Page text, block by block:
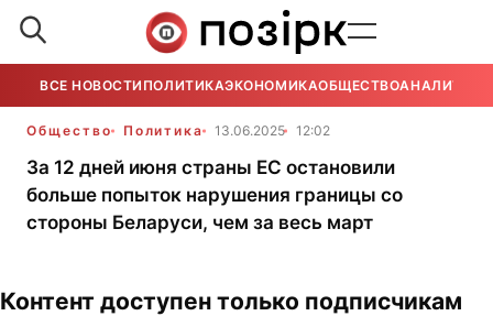
ВСЕ НОВОСТИ ПОЛИТИКАЭКОНОМИКАОБЩЕСТВОАНАЛИТИКА
Общество Политика 13.06.2025 12:02
За 12 дней июня страны ЕС остановили
больше попыток нарушения границы со
стороны Беларуси, чем за весь март
Контент доступен только подписчикам